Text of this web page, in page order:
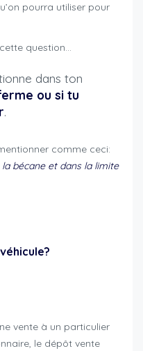
pourra utiliser pour
question…
dans ton
ou si tu
.
comme ceci:
bécane et dans la limite
vente à un particulier
le dépôt vente